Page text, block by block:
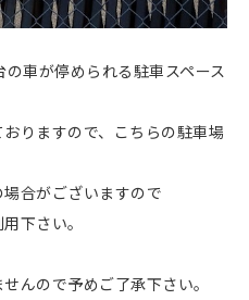
車が停められる駐車スペース
りますので、こちらの駐車場
合がございますので
下さい。
んので予めご了承下さい。